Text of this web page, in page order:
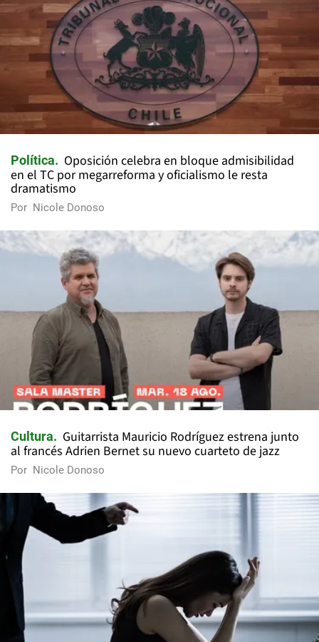
Política
Oposición celebra en bloque admisibilidad
en el TC por megarreforma y oficialismo le resta
dramatismo
Por Nicole Donoso
Cultura
Guitarrista Mauricio Rodríguez estrena junto
al francés Adrien Bernet su nuevo cuarteto de jazz
Por Nicole Donoso